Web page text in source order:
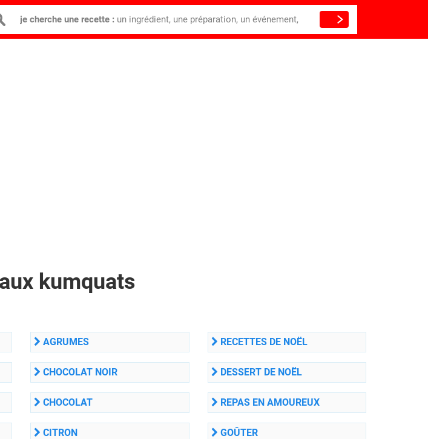
je cherche une recette : un ingrédient, une préparation, un événement,
kumquats
AGRUMES
CHOCOLAT NOIR
CHOCOLAT
CITRON
RECETTES DE NOËL
DESSERT DE NOËL
REPAS EN AMOUREUX
GOÛTER